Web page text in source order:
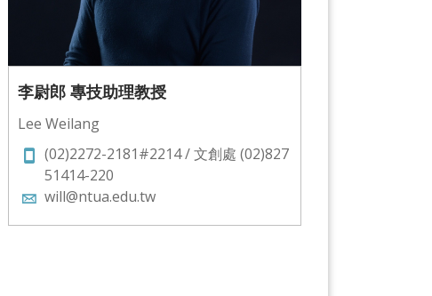
李尉郎 專技助理教授
Lee Weilang
(02)2272-2181#2214 / 文創處 (02)827
51414-220
will@ntua.edu.tw